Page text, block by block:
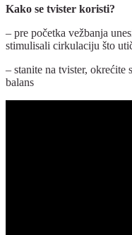
Kako se tvister koristi?
– pre početka vežbanja
stimulisali cirkulaciju što
– stanite na tvister, okrećite
balans